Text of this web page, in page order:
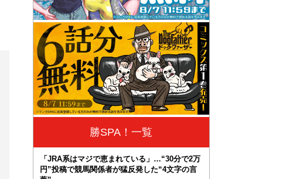
勝SPA！一覧
「JRA系はマジで恵まれている」…“30分で2万
円”投稿で競馬関係者が猛反発した“4文字の言